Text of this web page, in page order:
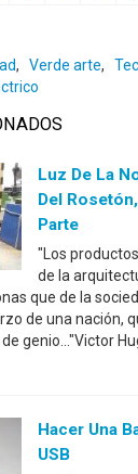
, Verde arte,
Luz De La
Del
Parte
"Los
de la
que de la
de una nación,
genio..."Victor
Hacer Una
USB